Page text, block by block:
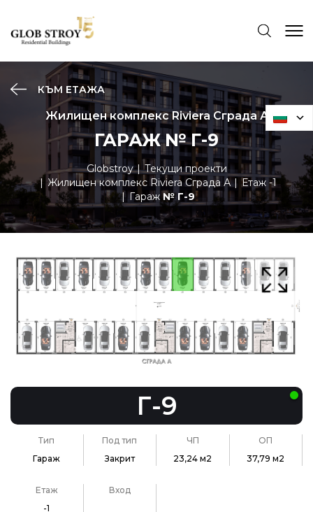
КЪМ ЕТАЖА
Жилищен комплекс Riviera Сграда А
ГАРАЖ № Г-9
Globstroy
Текущи проекти
Жилищен комплекс Riviera Сграда А
Етаж -1
Гараж№ Г-9
Г-9
Тип
Гараж
Под тип
Закрит
ЧП
23,24 м2
ОП
37,79 м2
Етаж
-1
Вход